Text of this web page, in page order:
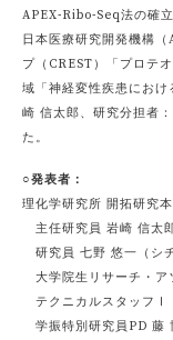
APEX-Ribo-Seq法の確
日本医療研究開発機構
プ（CREST）「プロテ
域「神経変性疾患にお
崎 信太郎、研究分担者
た。
○発表者：
理化学研究所 開拓研究
主任研究員 岩崎 信太
研究員 七野 悠一（シ
大学院生リサーチ・ア
テクニカルスタッフⅠ
学振特別研究員PD 藤